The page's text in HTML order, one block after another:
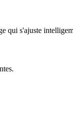
qui s'ajuste